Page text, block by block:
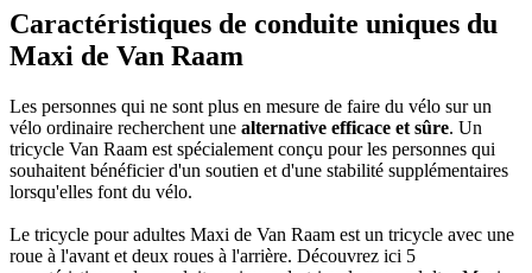
Caractéristiques de conduite uniques du
Maxi de Van Raam
Les personnes qui ne sont plus en mesure de faire du vélo sur un
vélo ordinaire recherchent une alternative efficace et sûre. Un
tricycle Van Raam est spécialement conçu pour les personnes qui
souhaitent bénéficier d'un soutien et d'une stabilité supplémentaires
lorsqu'elles font du vélo.
Le tricycle pour adultes Maxi de Van Raam est un tricycle avec une
roue à l'avant et deux roues à l'arrière. Découvrez ici 5